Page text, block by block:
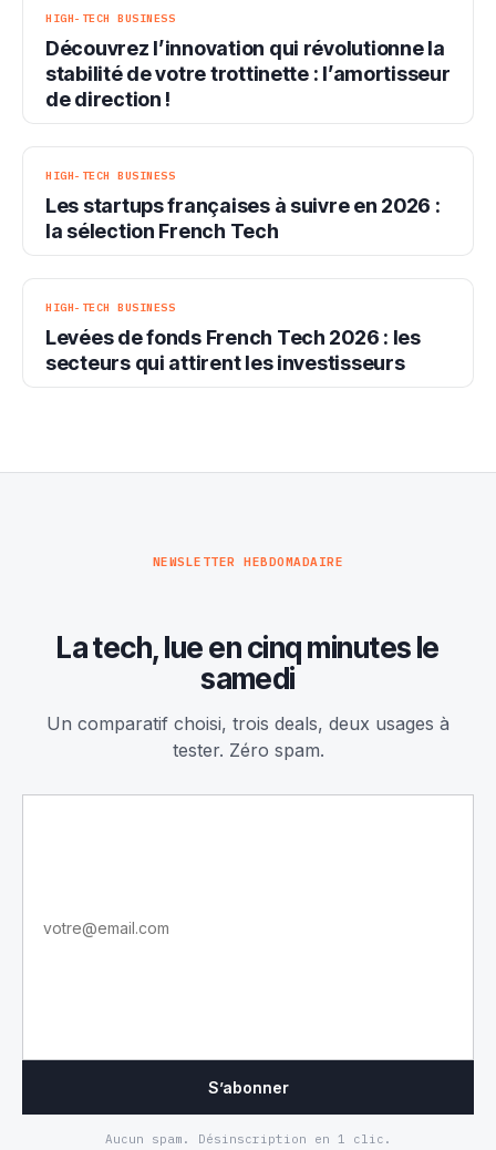
HIGH-TECH BUSINESS
Découvrez l’innovation qui révolutionne la
stabilité de votre trottinette : l’amortisseur
de direction !
HIGH-TECH BUSINESS
Les startups françaises à suivre en 2026 :
la sélection French Tech
HIGH-TECH BUSINESS
Levées de fonds French Tech 2026 : les
secteurs qui attirent les investisseurs
NEWSLETTER HEBDOMADAIRE
La tech, lue en cinq minutes le
samedi
Un comparatif choisi, trois deals, deux usages à
tester. Zéro spam.
S’abonner
Aucun spam. Désinscription en 1 clic.